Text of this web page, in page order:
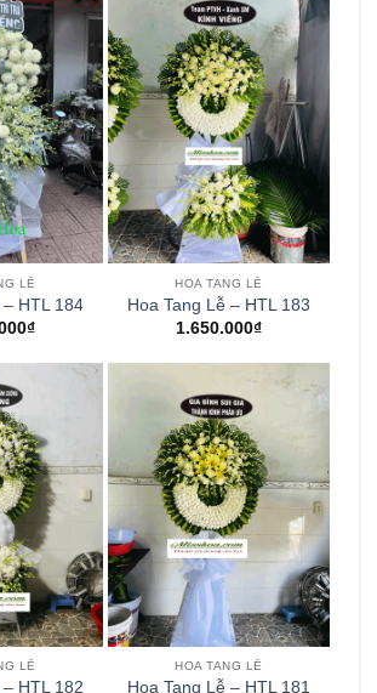
LỄ
– HTL 184
₫
HOA TANG LỄ
Hoa Tang Lễ – HTL 183
1.650.000₫
LỄ
HTL 182
HOA TANG LỄ
Hoa Tang Lễ – HTL 181